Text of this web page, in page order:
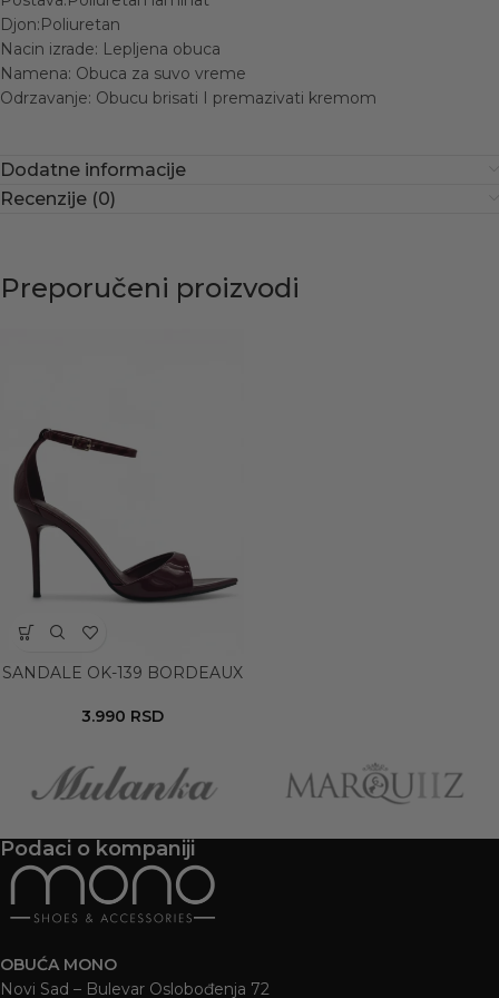
Djon:Poliuretan
Nacin izrade: Lepljena obuca
Namena: Obuca za suvo vreme
Odrzavanje: Obucu brisati I premazivati kremom
Dodatne informacije
Recenzije (0)
Preporučeni proizvodi
SANDALE OK-139 BORDEAUX
3.990 RSD
Podaci o kompaniji
OBUĆA MONO
Novi Sad – Bulevar Oslobođenja 72